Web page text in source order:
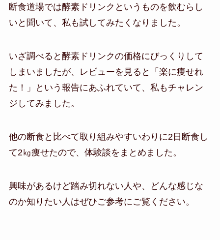
断食道場では酵素ドリンクというものを飲むらし
いと聞いて、私も試してみたくなりました。
いざ調べると酵素ドリンクの価格にびっくりして
しまいましたが、レビューを見ると「楽に痩せれ
た！」という報告にあふれていて、私もチャレン
ジしてみました。
他の断食と比べて取り組みやすいわりに2日断食し
て2㎏痩せたので、体験談をまとめました。
興味があるけど踏み切れない人や、どんな感じな
のか知りたい人はぜひご参考にご覧ください。